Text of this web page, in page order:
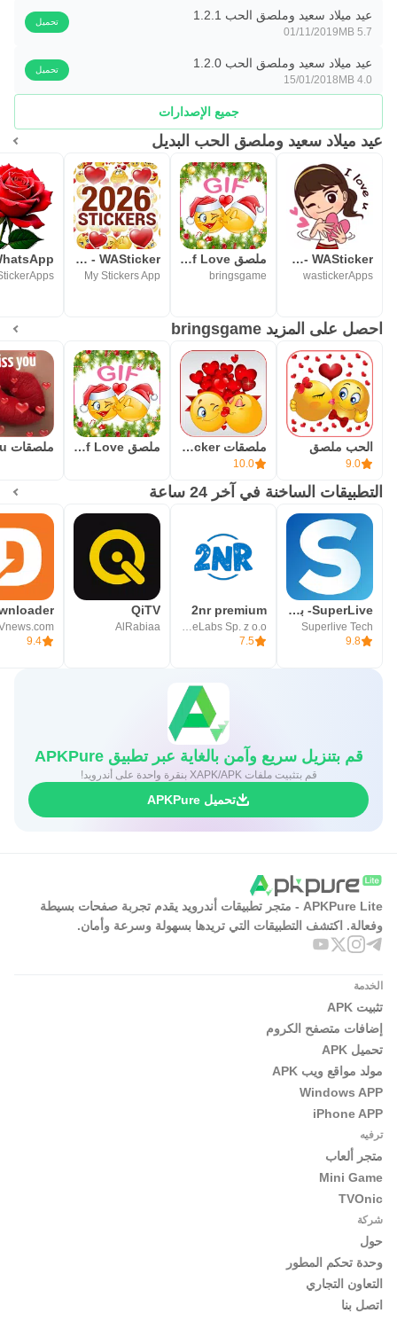
عيد ميلاد سعيد وملصق الحب 1.2.1
5.7 MB
01/11/2019
تحميل
عيد ميلاد سعيد وملصق الحب 1.2.0
4.0 MB
15/01/2018
تحميل
جميع الإصدارات
عيد ميلاد سعيد وملصق الحب البديل
WASticker -ملصقات واتساب عربية
wastickerApps
ملصق Gif Love
bringsgame
Stickers and emoji - WASticker
My Stickers App
احصل على المزيد bringsgame
الحب ملصق
9.0
ملصقات Ilove - WASticker
10.0
ملصق Gif Love
التطبيقات الساخنة في آخر 24 ساعة
SuperLive- بث مباشر و دردشة
Superlive Tech
9.8
2nr premium
7.5
QiTV
AlRabiaa
9.4
قم بتنزيل سريع وآمن بالغاية عبر تطبيق APKPure
قم بتثبيت ملفات XAPK/APK بنقرة واحدة على أندرويد!
تحميل APKPure
APKPure Lite - متجر تطبيقات أندرويد يقدم تجربة صفحات بسيطة
وفعالة. اكتشف التطبيقات التي تريدها بسهولة وسرعة وأمان.
الخدمة
تثبيت APK
إضافات متصفح الكروم
تحميل APK
مولد مواقع ويب APK
Windows APP
iPhone APP
ترفيه
متجر ألعاب
Mini Game
TVOnic
شركة
حول
وحدة تحكم المطور
التعاون التجاري
اتصل بنا